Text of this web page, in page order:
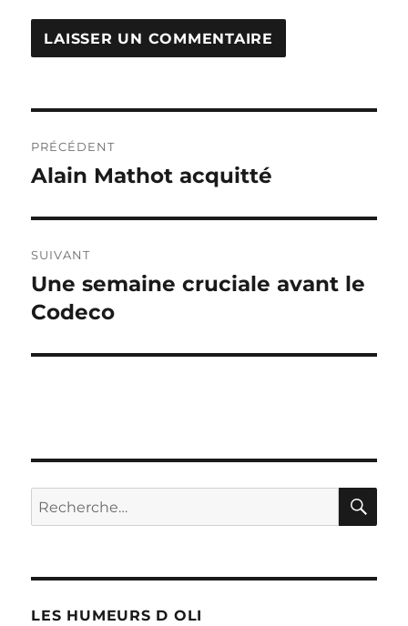
de
PRÉCÉDENT
Publication
Alain Mathot acquitté
SUIVANT
Publication
suivante :
Une semaine cruciale avant le
Codeco
Recherche
pour :
LES HUMEURS D OLI